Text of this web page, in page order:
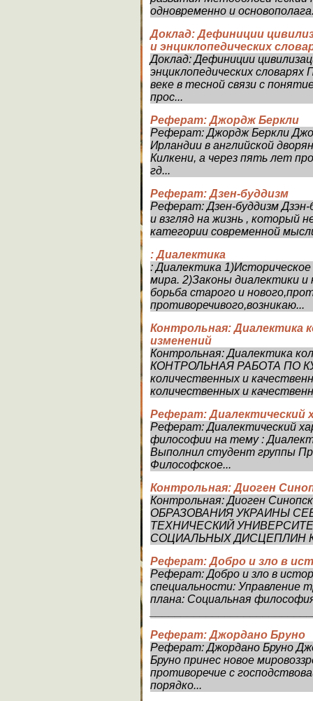
одновременно и
Доклад: Дефиниции
и энциклопедических
Доклад: Дефиниции
энциклопедических словарях
веке в тесной связи с
прос...
Реферат: Джордж Беркли
Реферат: Джордж Беркли
Ирландии в английской
Килкени, а через пять лет
гд...
Реферат: Дзен-буддизм
Реферат: Дзен-буддизм Дзэн-
и взгляд на жизнь , который
категории современной
: Диалектика
: Диалектика
мира. 2)Законы диалектики
борьба старого и
противоречивого,возникаю...
Контрольная: Диалектика
изменений
Контрольная: Диалектика
КОНТРОЛЬНАЯ РАБОТА ПО
количественных и
количественных и
Реферат: Диалектический
Реферат: Диалектический
философии на тему :
Выполнил студент группы
Философское...
Контрольная: Диоген
Контрольная: Диоген
ОБРАЗОВАНИЯ УКРАИНЫ
ТЕХНИЧЕСКИЙ
СОЦИАЛЬНЫХ ДИСЦЕПЛИН
Реферат: Добро и зло в
Реферат: Добро и зло в
специальности: Управление
плана: Социальная
Реферат: Джордано Бруно
Реферат: Джордано Бруно
Бруно принес новое
противоречие с
порядко...